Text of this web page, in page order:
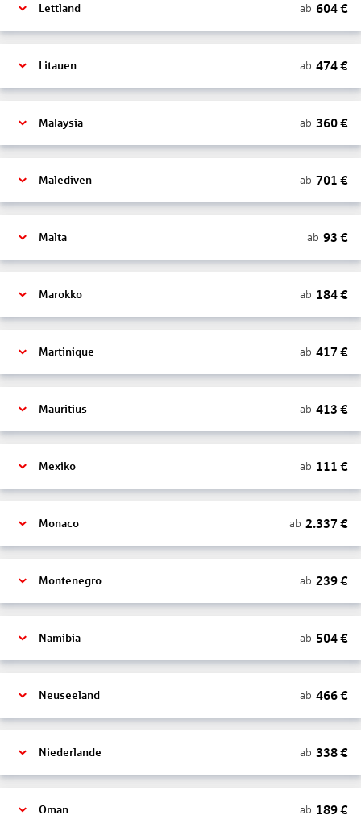
Lettland ab 604€
Litauen ab 474€
Malaysia ab 360€
Malediven ab 701 €
Malta ab 93 €
Marokko ab 184€
Martinique ab 417 €
Mauritius ab 413 €
Mexiko ab 111 €
Monaco ab 2.337 €
Montenegro ab 239€
Namibia ab 504€
Neuseeland ab 466€
Niederlande ab 338€
Oman ab 189€